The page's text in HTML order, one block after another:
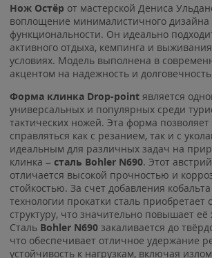
Нож Остёр от мастерской Дениса
воплощение минималистичного дизайна
функциональности. Он идеально
активного отдыха, кемпинга и
условиях. Модель выполнена в
акцентом на надежность и
Форма клинка Drop-point является
универсальных и популярных среди
тактических ножей. Эта форма
справляться как с резанием, так и с
идеальным для различных задач на
клинка – сталь Bohler N690. Этот
отличается высокой прочностью и
стойкостью. За счет добавления
технологии прокатки сталь приобретает
структуру, что значительно повышает её
Сталь Bohler N690 закаливается до
что обеспечивает отличное удержание
устойчивость к нагрузкам, включая